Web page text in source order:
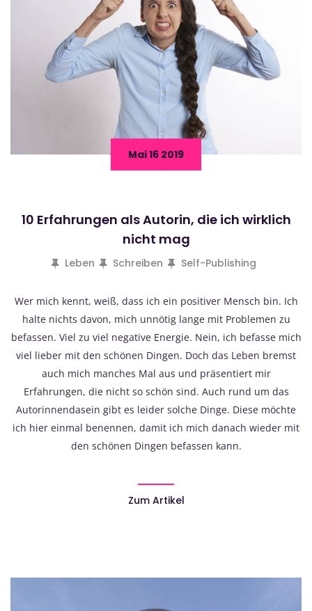
Mai 16 2019
10 Erfahrungen als Autorin, die ich wirklich
nicht mag
Leben Schreiben Self-Publishing
Wer mich kennt, weiß, dass ich ein positiver Mensch bin. Ich
halte nichts davon, mich unnötig lange mit Problemen zu
befassen. Viel zu viel negative Energie. Nein, ich befasse mich
viel lieber mit den schönen Dingen. Doch das Leben bremst
auch mich manches Mal aus und präsentiert mir
Erfahrungen, die nicht so schön sind. Auch rund um das
Autorinnendasein gibt es leider solche Dinge. Diese möchte
ich hier einmal benennen, damit ich mich danach wieder mit
den schönen Dingen befassen kann.
Zum Artikel